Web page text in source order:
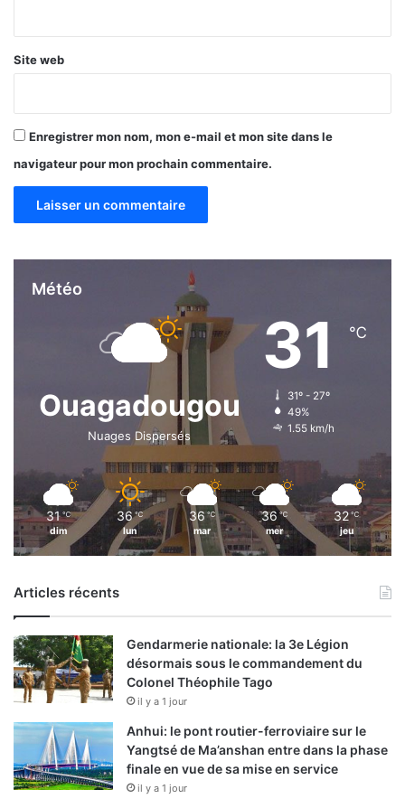
é
a
l
Site web
Enregistrer mon nom, mon e-mail et mon site dans le
navigateur pour mon prochain commentaire.
Météo
Ouagadougou
Nuages Dispersés
31 ℃
31º - 27º
49%
1.55 km/h
31 ℃
dim
36 ℃
lun
36 ℃
mar
36 ℃
mer
32 ℃
jeu
Articles récents
Gendarmerie nationale: la 3e Légion
désormais sous le commandement du
Colonel Théophile Tago
il y a 1 jour
Anhui: le pont routier-ferroviaire sur le
Yangtsé de Ma’anshan entre dans la phase
finale en vue de sa mise en service
il y a 1 jour